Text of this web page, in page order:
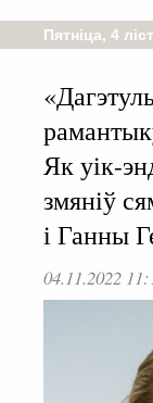
Пятніца, 4
Як уік-
змяніў
і Ганны
04.11.2022